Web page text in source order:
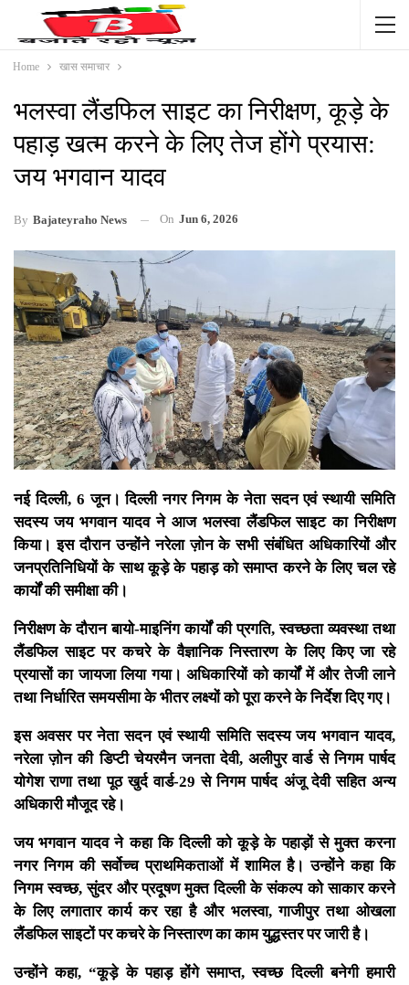
Home खास समाचार
भलस्वा लैंडफिल साइट का निरीक्षण, कूड़े के
पहाड़ खत्म करने के लिए तेज होंगे प्रयास:
जय भगवान यादव
By Bajateyraho News On Jun 6, 2026
नई दिल्ली, 6 जून। दिल्ली नगर निगम के नेता सदन एवं स्थायी समिति
सदस्य जय भगवान यादव ने आज भलस्वा लैंडफिल साइट का निरीक्षण
किया। इस दौरान उन्होंने नरेला ज़ोन के सभी संबंधित अधिकारियों और
जनप्रतिनिधियों के साथ कूड़े के पहाड़ को समाप्त करने के लिए चल रहे
कार्यों की समीक्षा की।
निरीक्षण के दौरान बायो-माइनिंग कार्यों की प्रगति, स्वच्छता व्यवस्था तथा
लैंडफिल साइट पर कचरे के वैज्ञानिक निस्तारण के लिए किए जा रहे
प्रयासों का जायजा लिया गया। अधिकारियों को कार्यों में और तेजी लाने
तथा निर्धारित समयसीमा के भीतर लक्ष्यों को पूरा करने के निर्देश दिए गए।
इस अवसर पर नेता सदन एवं स्थायी समिति सदस्य जय भगवान यादव,
नरेला ज़ोन की डिप्टी चेयरमैन जनता देवी, अलीपुर वार्ड से निगम पार्षद
योगेश राणा तथा पूठ खुर्द वार्ड-29 से निगम पार्षद अंजू देवी सहित अन्य
अधिकारी मौजूद रहे।
जय भगवान यादव ने कहा कि दिल्ली को कूड़े के पहाड़ों से मुक्त करना
नगर निगम की सर्वोच्च प्राथमिकताओं में शामिल है। उन्होंने कहा कि
निगम स्वच्छ, सुंदर और प्रदूषण मुक्त दिल्ली के संकल्प को साकार करने
के लिए लगातार कार्य कर रहा है और भलस्वा, गाजीपुर तथा ओखला
लैंडफिल साइटों पर कचरे के निस्तारण का काम युद्धस्तर पर जारी है।
उन्होंने कहा, “कूड़े के पहाड़ होंगे समाप्त, स्वच्छ दिल्ली बनेगी हमारी